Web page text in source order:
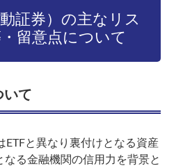
証券）の主なリス
留意点について
いて
ETFと異なり裏付けとなる資産
なる金融機関の信用力を背景と